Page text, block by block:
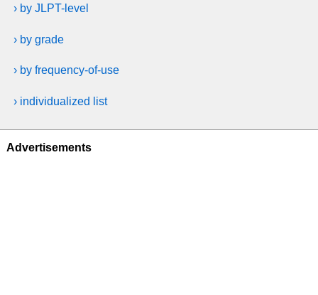
› by JLPT-level
› by grade
› by frequency-of-use
› individualized list
Advertisements